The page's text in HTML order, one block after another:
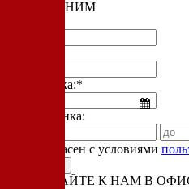
ПЕРЕЗВОНИМ
Дата звонка:*
Время звонка:
Я согласен с условиями
ПРИЕЗЖАЙТЕ К НАМ В